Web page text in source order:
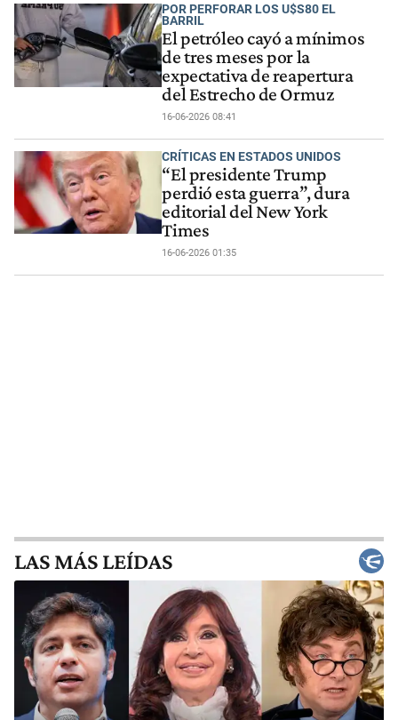
POR PERFORAR LOS U$S80 EL
BARRIL
El petróleo cayó a mínimos
de tres meses por la
expectativa de reapertura
del Estrecho de Ormuz
16-06-2026 08:41
CRÍTICAS EN ESTADOS UNIDOS
“El presidente Trump
perdió esta guerra”, dura
editorial del New York
Times
16-06-2026 01:35
LAS MÁS LEÍDAS